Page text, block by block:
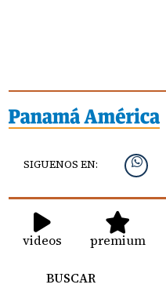
SIGUENOS EN:
videos premium
BUSCAR